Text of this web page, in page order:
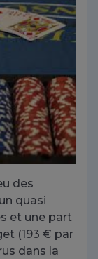
des
quasi
et une part
(193 € par
dans la